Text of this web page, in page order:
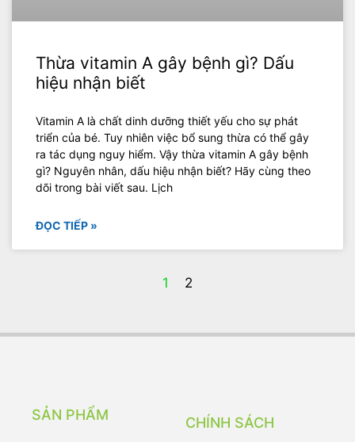
Thừa vitamin A gây bệnh gì? Dấu
hiệu nhận biết
Vitamin A là chất dinh dưỡng thiết yếu cho sự phát
triển của bé. Tuy nhiên việc bổ sung thừa có thể gây
ra tác dụng nguy hiểm. Vậy thừa vitamin A gây bệnh
gì? Nguyên nhân, dấu hiệu nhận biết? Hãy cùng theo
dõi trong bài viết sau. Lịch
ĐỌC TIẾP »
1 2
SẢN PHẨM CHÍNH SÁCH